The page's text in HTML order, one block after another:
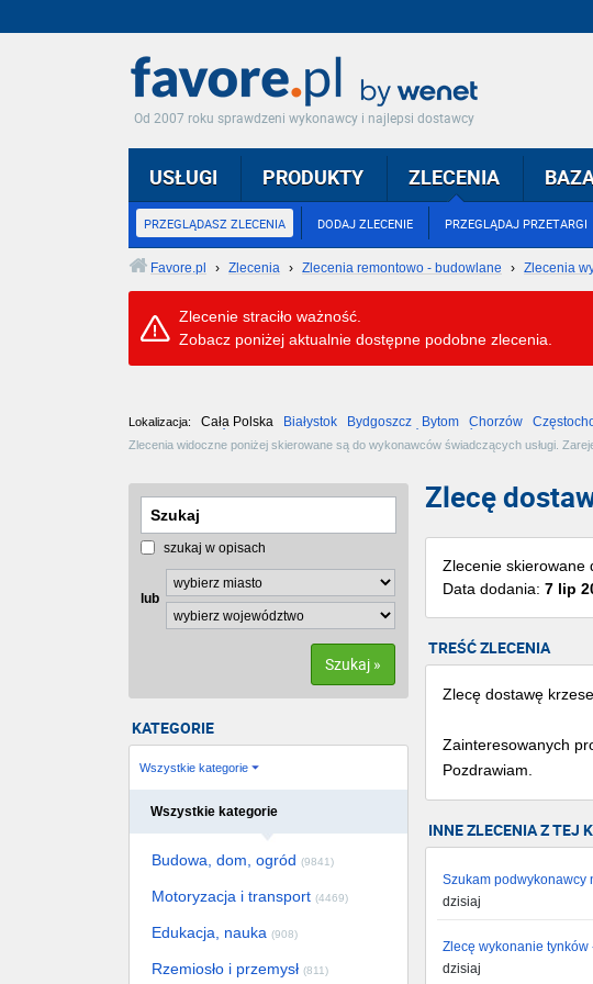
Od 2007 roku sprawdzeni wykonawcy i najlepsi dostawcy
USŁUGI PRODUKTY ZLECENIA
PRZEGLĄDASZ ZLECENIA DODAJ ZLECENIE PRZEGLĄDAJ PRZETARGI
Favore.pl › Zlecenia › Zlecenia remontowo - budowlane › Zlecenia
Zlecenie straciło ważność.
Zobacz poniżej aktualnie dostępne podobne zlecenia.
Lokalizacja: Cała Polska Białystok Bydgoszcz Bytom Chorzów
Zlecenia widoczne poniżej skierowane są do wykonawców świadczących usługi.
szukaj w opisach
lub
Szukaj »
KATEGORIE
Wszystkie kategorie
Wszystkie kategorie
Budowa, dom, ogród (9841)
Motoryzacja i transport (4469)
Edukacja, nauka (908)
Rzemiosło i przemysł (811)
Zlecę
Zlecenie skierowane
Data dodania: 7 lip
TREŚĆ ZLECENIA
Zlecę dostawę
Zainteresowanych
Pozdrawiam.
INNE ZLECENIA Z TEJ
Szukam podwykonawcy
dzisiaj
Zlecę wykonanie
dzisiaj